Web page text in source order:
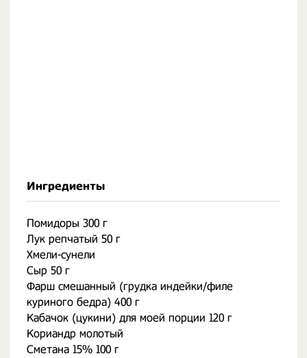
Ингредиенты
Помидоры 300 г
Лук репчатый 50 г
Хмели-сунели
Сыр 50 г
Фарш смешанный (грудка индейки/филе
куриного бедра) 400 г
Кабачок (цукини) для моей порции 120 г
Кориандр молотый
Сметана 15% 100 г